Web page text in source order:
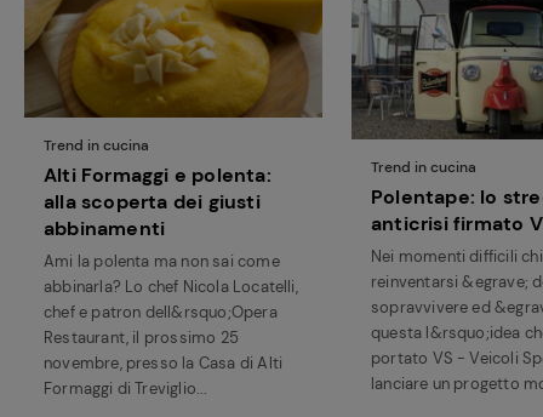
Trend in cucina
Alti Formaggi e polenta:
alla scoperta dei giusti
abbinamenti
Ami la polenta ma non sai come
abbinarla? Lo chef Nicola Locatelli,
chef e patron dell&rsquo;Opera
Restaurant, il prossimo 25
novembre, presso la Casa di Alti
Formaggi di Treviglio...
Trend in cucina
Polentape: lo
anticrisi firmato
Nei momenti difficili
reinventarsi &egrave;
sopravvivere ed
questa l&rsquo;idea
portato VS - Veicoli
lanciare un progetto
Ricette
preferite